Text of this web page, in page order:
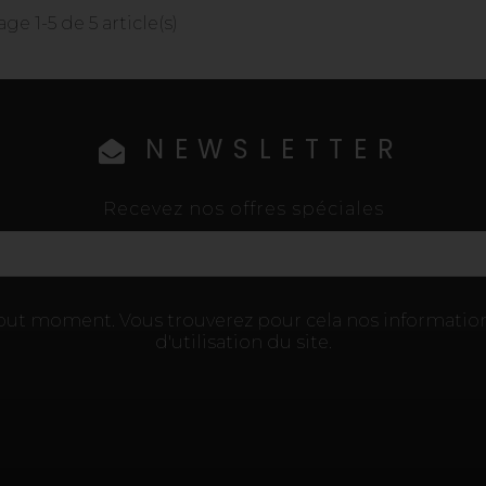
1-5 de 5 article(s)
NEWSLETTER
Recevez nos offres spéciales
moment. Vous trouverez pour cela nos
d'utilisation du site.